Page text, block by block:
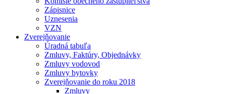
Zápisnice
Uznesenia
VZN
Zverejňovanie
Úradná tabuľa
Zmluvy, Faktúry, Objednávky
Zmluvy vodovod
Zmluvy bytovky
Zverejňovanie do roku 2018
Zmluvy